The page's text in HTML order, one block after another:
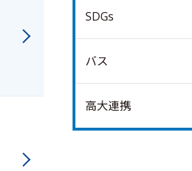
SDGs
バス
高大連携